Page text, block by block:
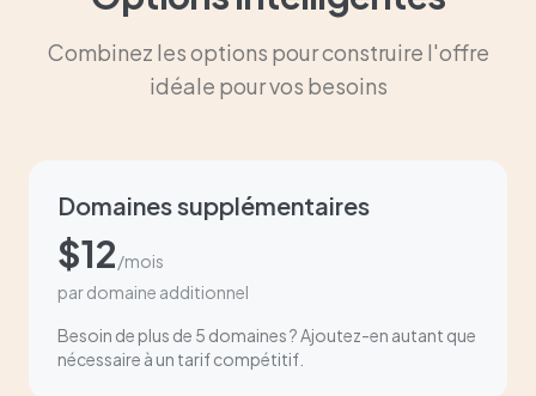
Combinez les options pour construire l'offre
idéale pour vos besoins
Domaines supplémentaires
$12/mois
par domaine additionnel
Besoin de plus de 5 domaines ? Ajoutez-en autant que
nécessaire à un tarif compétitif.